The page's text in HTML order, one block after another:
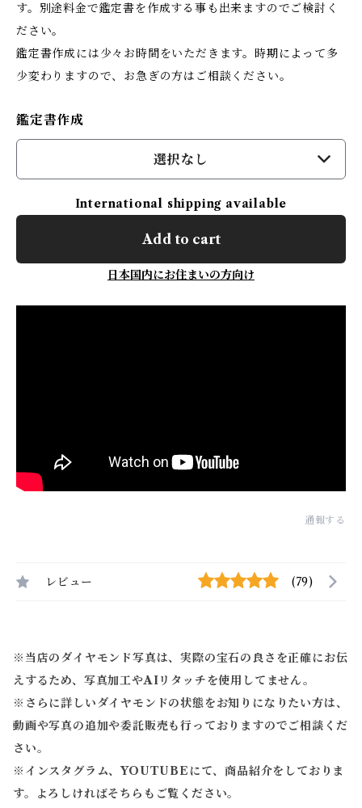
す。別途料金で鑑定書を作成する事も出来ますのでご検討く
ださい。
鑑定書作成には少々お時間をいただきます。時期によって多
少変わりますので、お急ぎの方はご相談ください。
鑑定書作成
選択なし
International shipping available
Add to cart
日本国内にお住まいの方向け
通報する
レビュー (79)
※当店のダイヤモンド写真は、実際の宝石の良さを正確にお伝
えするため、写真加工やAIリタッチを使用してません。
※ さらに詳しいダイヤモンドの状態をお知りになりたい方は、
動画や写真の追加や委託販売も行っておりますのでご相談くだ
さい。
※ インスタグラム、YOUTUBEにて、商品紹介をしておりま
す。よろしければそちらもご覧ください。